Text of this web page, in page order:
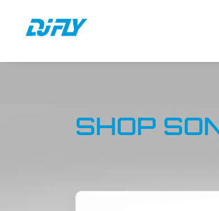
SHOP